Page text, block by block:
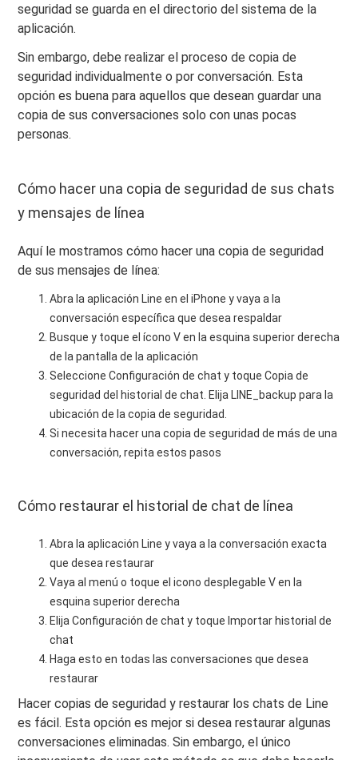
seguridad se guarda en el directorio del sistema de la
aplicación.
Sin embargo, debe realizar el proceso de copia de
seguridad individualmente o por conversación. Esta
opción es buena para aquellos que desean guardar una
copia de sus conversaciones solo con unas pocas
personas.
Cómo hacer una copia de seguridad de sus chats
y mensajes de línea
Aquí le mostramos cómo hacer una copia de seguridad
de sus mensajes de línea:
Abra la aplicación Line en el iPhone y vaya a la
conversación específica que desea respaldar
Busque y toque el ícono V en la esquina superior derecha
de la pantalla de la aplicación
Seleccione Configuración de chat y toque Copia de
seguridad del historial de chat. Elija LINE_backup para la
ubicación de la copia de seguridad.
Si necesita hacer una copia de seguridad de más de una
conversación, repita estos pasos
Cómo restaurar el historial de chat de línea
Abra la aplicación Line y vaya a la conversación exacta
que desea restaurar
Vaya al menú o toque el icono desplegable V en la
esquina superior derecha
Elija Configuración de chat y toque Importar historial de
chat
Haga esto en todas las conversaciones que desea
restaurar
Hacer copias de seguridad y restaurar los chats de Line
es fácil. Esta opción es mejor si desea restaurar algunas
conversaciones eliminadas. Sin embargo, el único